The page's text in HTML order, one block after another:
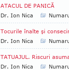
ATACUL DE PANICĂ
Dr. Ion Nica
Tocurile înalte şi
Dr. Ion Nica
TATUAJUL. Riscuri
Dr. Ion Nica